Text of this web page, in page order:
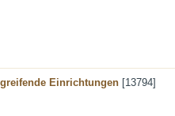
Einrichtungen [13794]